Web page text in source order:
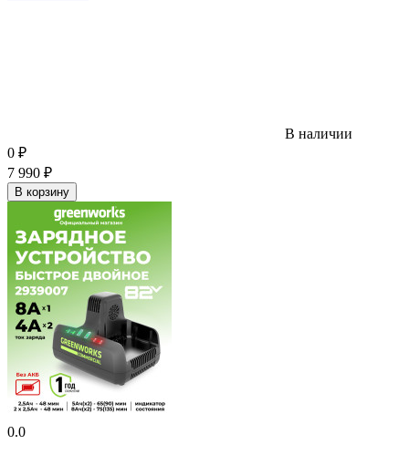
В наличии
0 ₽
7 990 ₽
В корзину
0.0